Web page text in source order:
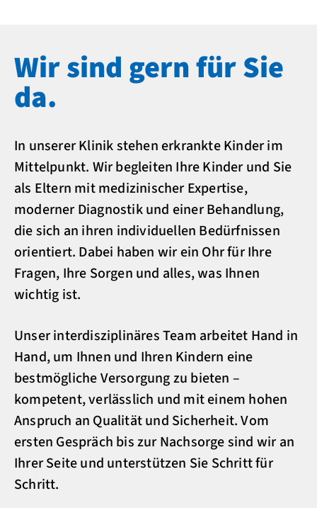
Wir sind gern für Sie
da.
In unserer Klinik stehen erkrankte Kinder im
Mittelpunkt. Wir begleiten Ihre Kinder und Sie
als Eltern mit medizinischer Expertise,
moderner Diagnostik und einer Behandlung,
die sich an ihren individuellen Bedürfnissen
orientiert. Dabei haben wir ein Ohr für Ihre
Fragen, Ihre Sorgen und alles, was Ihnen
wichtig ist.
Unser interdisziplinäres Team arbeitet Hand in
Hand, um Ihnen und Ihren Kindern eine
bestmögliche Versorgung zu bieten –
kompetent, verlässlich und mit einem hohen
Anspruch an Qualität und Sicherheit. Vom
ersten Gespräch bis zur Nachsorge sind wir an
Ihrer Seite und unterstützen Sie Schritt für
Schritt.